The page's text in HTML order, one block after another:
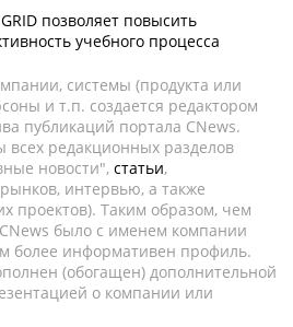
позволяет повысить
учебного процесса
системы (продукта или
и т.п. создается редактором
публикаций портала CNews.
всех редакционных разделов
новости", статьи,
интервью, а также
проектов). Таким образом, чем
было с именем компании
более информативен профиль.
(обогащен) дополнительной
о компании или